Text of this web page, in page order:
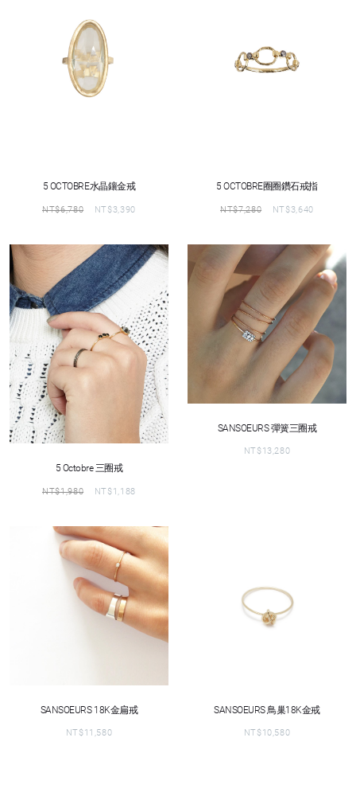
5 OCTOBRE水晶鑲金戒
NT$6,780 NT$3,390
5 OCTOBRE圈圈鑽石戒指
NT$7,280 NT$3,640
5 Octobre 三圈戒
NT$1,980 NT$1,188
SANSOEURS 彈簧三圈戒
NT$13,280
SANSOEURS 18K金扁戒
NT$11,580
SANSOEURS 鳥巢18K金戒
NT$10,580